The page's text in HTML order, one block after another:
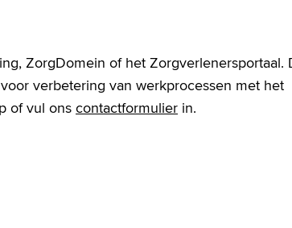
ZorgDomein of het Zorgverlenersportaal.
verbetering van werkprocessen met het
of vul ons contactformulier in.